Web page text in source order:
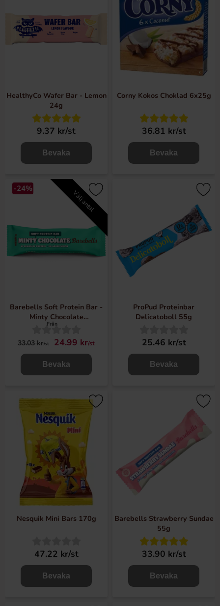
HealthyCo Wafer Bar - Lemon
24g
9.37 kr/st
Bevaka
Corny Kokos Choklad 6x25g
36.81 kr/st
Bevaka
Välj antal
-24%
Barebells Soft Protein Bar -
Minty Chocolate
55g(BF:2026-06-27)
Från
33.03 kr/st 24.99 kr/st
Bevaka
ProPud Proteinbar
Delicatoboll 55g
25.46 kr/st
Bevaka
Nesquik Mini Bars 170g
47.22 kr/st
Bevaka
Barebells Strawberry Sundae
55g
33.90 kr/st
Bevaka